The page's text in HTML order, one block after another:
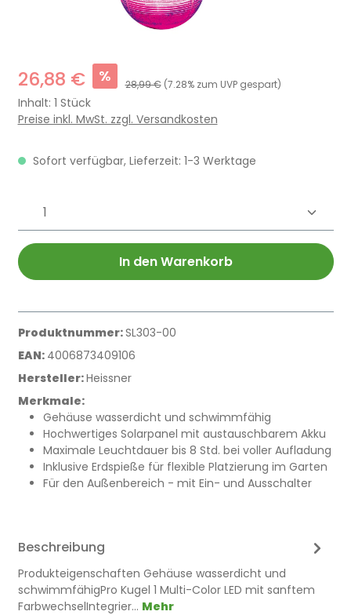
26,88 € % 28,99 € (7.28% zum UVP gespart)
Inhalt: 1 Stück
Preise inkl. MwSt. zzgl. Versandkosten
Sofort verfügbar, Lieferzeit: 1-3 Werktage
Produkt Anzahl: Gib den
In den Warenkorb
Produktnummer:SL303-00
EAN: 4006873409106
Hersteller:Heissner
Merkmale:
Gehäuse wasserdicht und schwimmfähig
Hochwertiges Solarpanel mit austauschbarem Akku
Maximale Leuchtdauer bis 8 Std. bei voller Aufladung
Inklusive Erdspieße für flexible Platzierung im Garten
Für den Außenbereich - mit Ein- und Ausschalter
Beschreibung
Produkteigenschaften Gehäuse wasserdicht und
schwimmfähigPro Kugel 1 Multi-Color LED mit sanftem
FarbwechselIntegrier… Mehr